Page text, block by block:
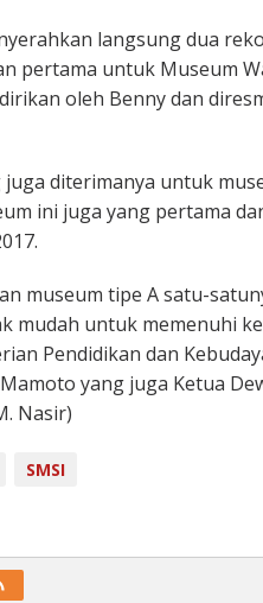
langsung dua
pertama untuk Museum
oleh Benny dan
diterimanya untuk
ini juga yang pertama
museum tipe A satu-
mudah untuk memenuhi
Pendidikan dan
yang juga Ketua
Nasir)
SMSI